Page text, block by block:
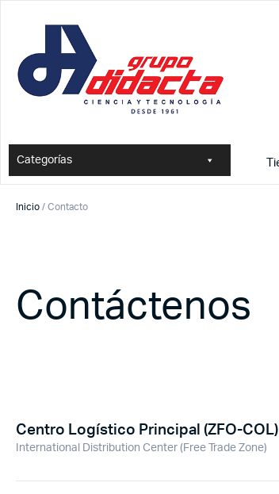
Categorías
Inicio / Contacto
Contáctenos
Centro Logístico Principal (ZFO-COL)
International Distribution Center (Free Trade Zone)